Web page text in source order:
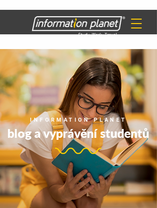
INFORMATION PLANET
blog a vyprávění studentů